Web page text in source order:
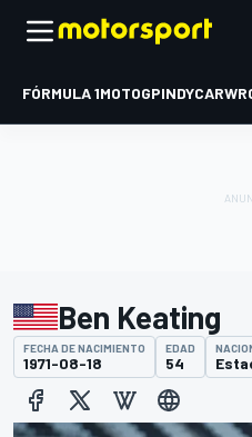
FÓRMULA 1MOTOGPINDYCAR
Ben Keating
FECHA DE NACIMIENTO
1971-08-18
EDAD
54